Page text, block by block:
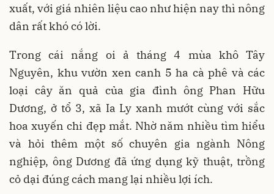
xuất, với giá nhiên liệu cao như hiện nay thì nông
dân rất khó có lời.
Trong cái nắng oi ả tháng 4 mùa khô Tây
Nguyên, khu vườn xen canh 5 ha cà phê và các
loại cây ăn quả của gia đình ông Phan Hữu
Dương, ở tổ 3, xã Ia Ly xanh mướt cùng với sắc
hoa xuyến chi đẹp mắt. Nhờ năm nhiều tìm hiểu
và hỏi thêm một số chuyên gia ngành Nông
nghiệp, ông Dương đã ứng dụng kỹ thuật, trồng
cỏ dại đúng cách mang lại nhiều lợi ích.